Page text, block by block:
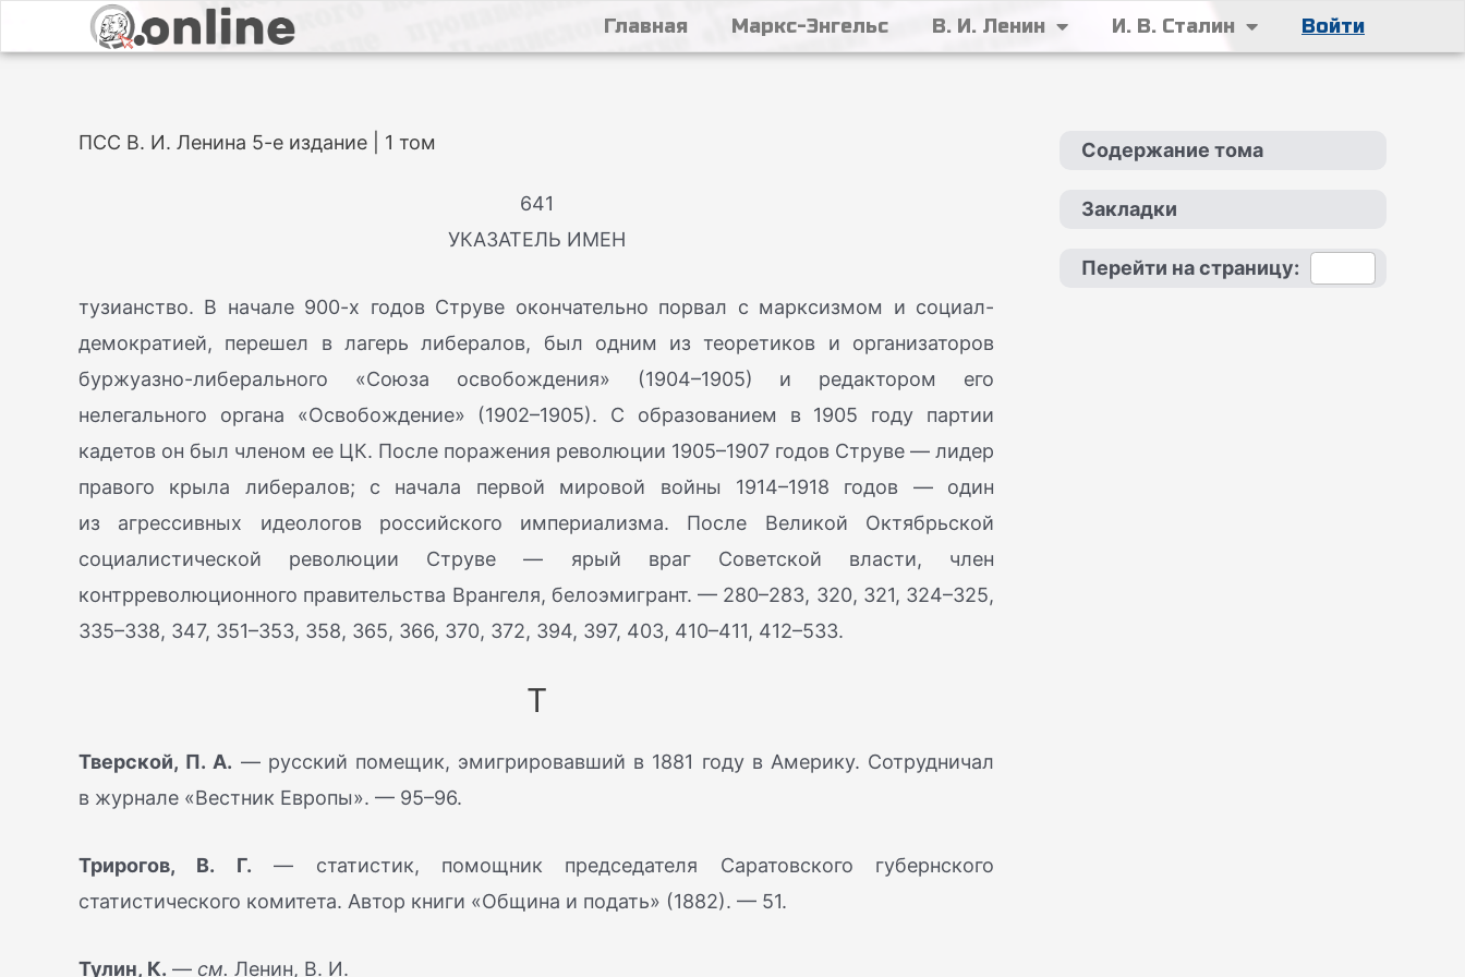
Главная Маркс-Энгельс В. И. Ленин И. В. Сталин Войти
ПСС В. И. Ленина 5-е издание | 1 том
641
УКАЗАТЕЛЬ ИМЕН
тузианство. В начале 900-х годов Струве окончательно порвал с марксизмом и социал-
демократией, перешел в лагерь либералов, был одним из теоретиков и организаторов
буржуазно-либерального «Союза освобождения» (1904–1905) и редактором его
нелегального органа «Освобождение» (1902–1905). С образованием в 1905 году партии
кадетов он был членом ее ЦК. После поражения революции 1905–1907 годов Струве — лидер
правого крыла либералов; с начала первой мировой войны 1914–1918 годов — один
из агрессивных идеологов российского империализма. После Великой Октябрьской
социалистической революции Струве — ярый враг Советской власти, член
контрреволюционного правительства Врангеля, белоэмигрант. — 280–283, 320, 321, 324–325,
335–338, 347, 351–353, 358, 365, 366, 370, 372, 394, 397, 403, 410–411, 412–533.
Т
Тверской, П. А. — русский помещик, эмигрировавший в 1881 году в Америку. Сотрудничал
в журнале «Вестник Европы». — 95–96.
Трирогов, В. Г. — статистик, помощник председателя Саратовского губернского
статистического комитета. Автор книги «Община и подать» (1882). — 51.
Тулин, К. — см. Ленин, В. И.
Содержание тома
Закладки
Перейти на страницу: